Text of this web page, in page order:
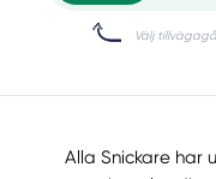
Alla Snickare har